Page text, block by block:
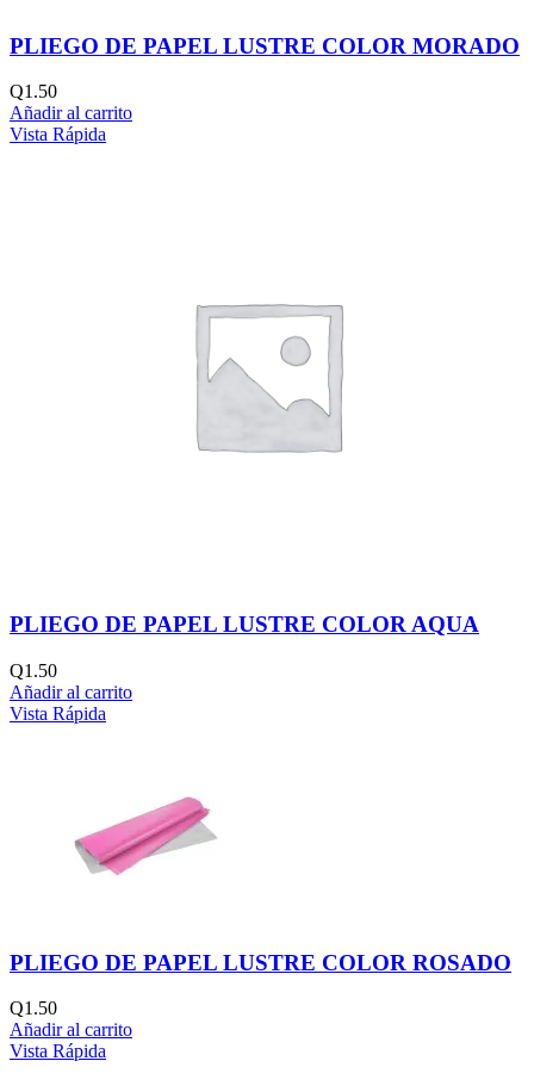
PLIEGO DE PAPEL LUSTRE COLOR MORADO
Q1.50
Añadir al carrito
Vista Rápida
PLIEGO DE PAPEL LUSTRE COLOR AQUA
Q1.50
Añadir al carrito
Vista Rápida
PLIEGO DE PAPEL LUSTRE COLOR ROSADO
Q1.50
Añadir al carrito
Vista Rápida